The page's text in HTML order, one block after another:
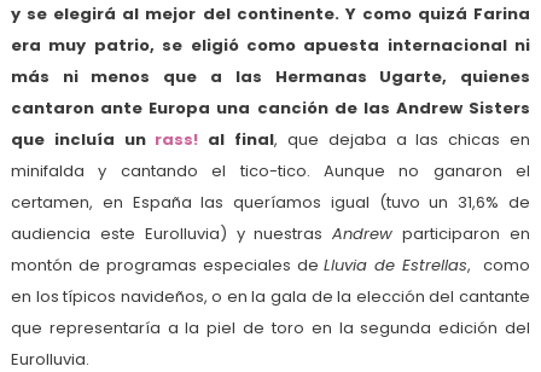
y se elegirá al mejor del continente. Y como quizá Farina
era muy patrio, se eligió como apuesta internacional ni
más ni menos que a las Hermanas Ugarte, quienes
cantaron ante Europa una canción de las Andrew Sisters
que incluía un rass! al final, que dejaba a las chicas en
minifalda y cantando el tico-tico. Aunque no ganaron el
certamen, en España las queríamos igual (tuvo un 31,6% de
audiencia este Eurolluvia) y nuestrasAndrew participaron en
montón de programas especiales deLluvia de Estrellas, como
en los típicos navideños, o en la gala de la elección del cantante
que representaría a la piel de toro en la segunda edición del
Eurolluvia.